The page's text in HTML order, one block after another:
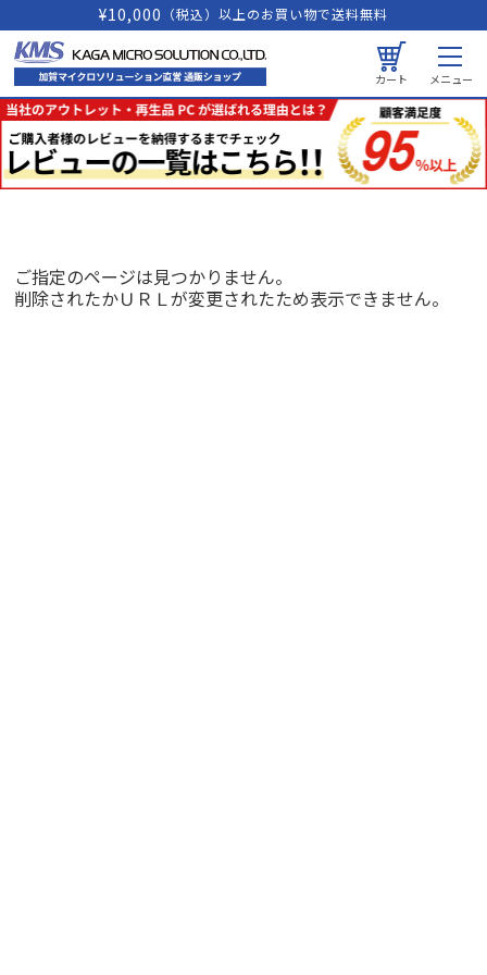
¥10,000 （税込）以上のお買い物で送料無料
カート メニュー
ご指定のページは見つかりません。
削除されたかＵＲＬが変更されたため表示できません。